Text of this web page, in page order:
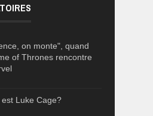
on monte", quand
of Thrones rencontre
est Luke Cage?